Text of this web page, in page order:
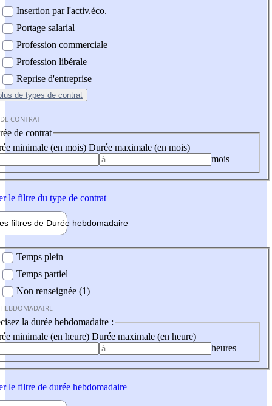
Insertion par l'activ.éco.
Portage salarial
Profession commerciale
Profession libérale
Reprise d'entreprise
de types de contrat
CONTRAT
de contrat
minimale (en mois) Durée maximale (en mois)
mois
le filtre du type de contrat
filtres de Durée hebdomadaire
Temps plein
Temps partiel
Non renseignée (1)
la durée hebdomadaire :
minimale (en heure) Durée maximale (en heure)
heures
le filtre de durée hebdomadaire